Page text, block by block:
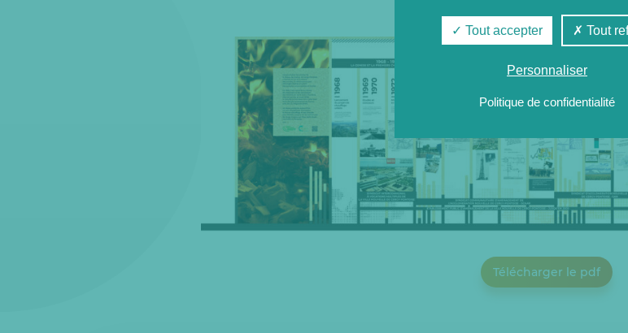
Télécharger le pdf
Tout accepter Tout
Personnaliser
Politique de confidentialité